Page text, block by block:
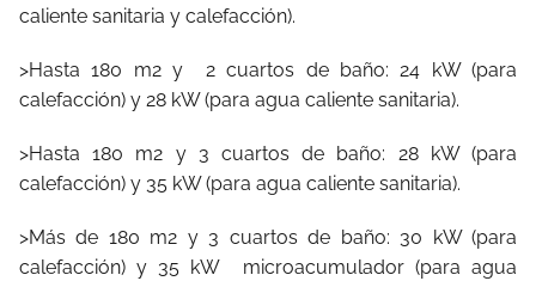
caliente sanitaria y calefacción).
>Hasta 180 m2 y 2 cuartos de baño: 24 kW (para
calefacción) y 28 kW (para agua caliente sanitaria).
>Hasta 180 m2 y 3 cuartos de baño: 28 kW (para
calefacción) y 35 kW (para agua caliente sanitaria).
>Más de 180 m2 y 3 cuartos de baño: 30 kW (para
calefacción) y 35 kW microacumulador (para agua